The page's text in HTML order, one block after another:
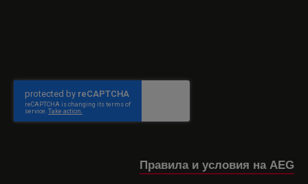
Правила и условия на AEG